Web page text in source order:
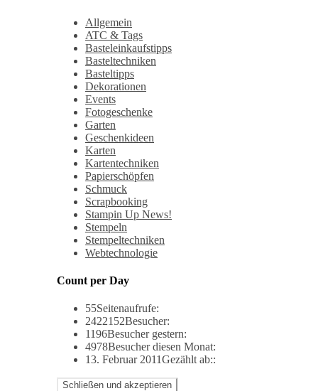
Allgemein
ATC & Tags
Basteleinkaufstipps
Basteltechniken
Basteltipps
Dekorationen
Events
Fotogeschenke
Garten
Geschenkideen
Karten
Kartentechniken
Papierschöpfen
Schmuck
Scrapbooking
Stampin Up News!
Stempeln
Stempeltechniken
Webtechnologie
Count per Day
55Seitenaufrufe:
2422152Besucher:
1196Besucher gestern:
4978Besucher diesen Monat:
13. Februar 2011Gezählt ab::